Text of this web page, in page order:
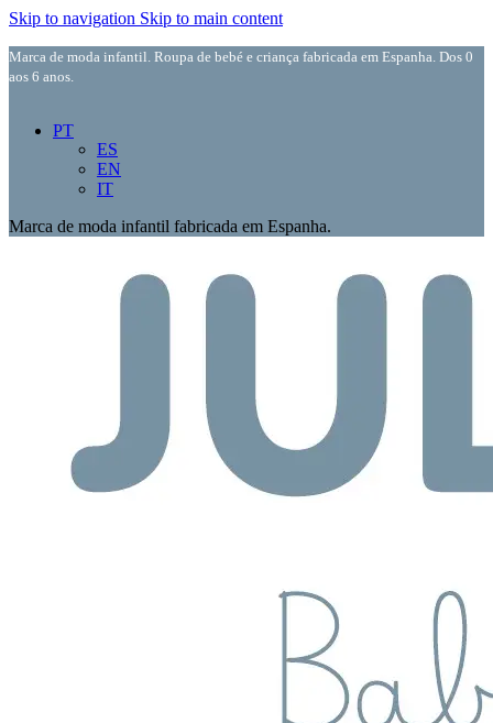
Skip to navigation Skip to main content
Marca de moda infantil. Roupa de bebé e criança fabricada em Espanha. Dos 0
aos 6 anos.
PT
ES
EN
IT
Marca de moda infantil fabricada em Espanha.